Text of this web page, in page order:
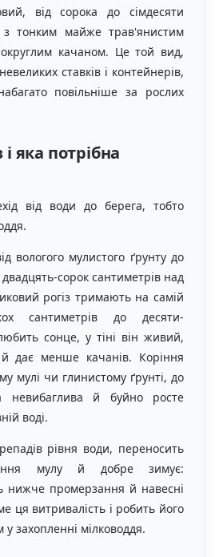
від сорока до сімдесяти
з тонким майже трав'янистим
качаном. Це той вид,
ставків і контейнерів,
повільніше за рослих
яка потрібна
від води до берега, тобто
вологого мулистого ґрунту до
сорок сантиметрів над
рогіз тримають на самій
сантиметрів до десяти-
сонце, у тіні він живий,
дає менше качанів. Коріння
мулі чи глинистому ґрунті, до
невибаглива й буйно росте
воді.
рівня води, переносить
мулу й добре зимує:
нижче промерзання й навесні
ця витривалість і робить його
захопленні мілководдя.